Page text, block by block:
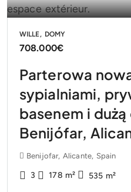
WILLE, DOMY
708.000€
Parterowa
sypialniami,
basenem i dużą
Benijófar,
Benijofar, Alicante, Spain
3 178 m² 535 m²